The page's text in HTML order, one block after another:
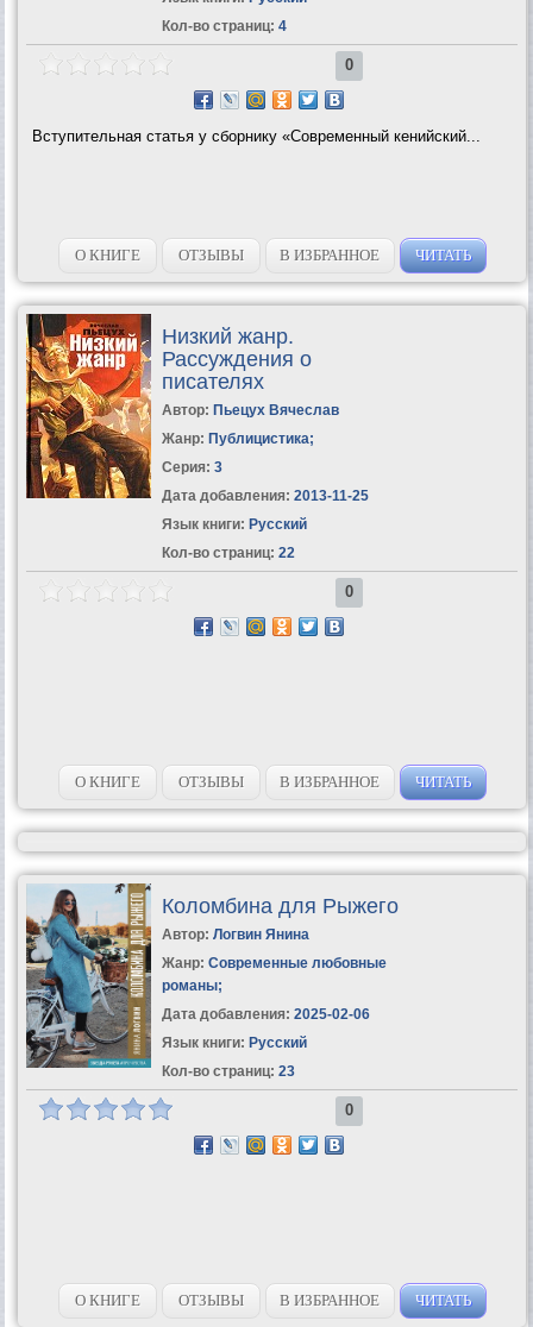
Кол-во страниц: 4
0
Вступительная статья у сборнику «Современный кенийский...
О КНИГЕ ОТЗЫВЫ В ИЗБРАННОЕ ЧИТАТЬ
Низкий жанр.
Рассуждения о
писателях
Автор: Пьецух Вячеслав
Жанр: Публицистика;
Серия: 3
Дата добавления: 2013-11-25
Язык книги: Русский
Кол-во страниц: 22
0
О КНИГЕ ОТЗЫВЫ В ИЗБРАННОЕ ЧИТАТЬ
Коломбина для Рыжего
Автор: Логвин Янина
Жанр: Современные любовные
романы;
Дата добавления: 2025-02-06
Язык книги: Русский
Кол-во страниц: 23
0
О КНИГЕ ОТЗЫВЫ В ИЗБРАННОЕ ЧИТАТЬ